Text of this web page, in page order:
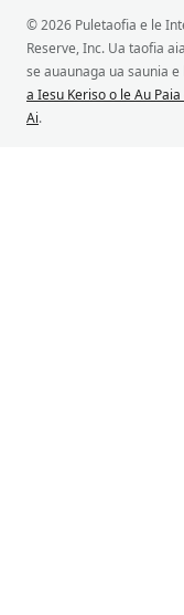
© 2026 Puletaofia e le
Reserve, Inc. Ua taofia
se auaunaga ua saunia e
a Iesu Keriso o le Au Paia
Ai.